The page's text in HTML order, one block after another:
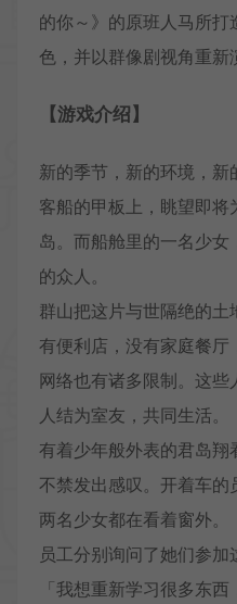
的你～》的原班人马所打
色，并以群像剧视角重新
【游戏介绍】
新的季节，新的环境，新
客船的甲板上，眺望即
岛。而船舱里的一名少女
的众人。
群山把这片与世隔绝的
有便利店，没有家庭餐
网络也有诸多限制。这
人结为室友，共同生活。
有着少年般外表的君岛翔
不禁发出感叹。开着车的
两名少女都在看着窗外。
员工分别询问了她们参加
「我想重新学习很多东